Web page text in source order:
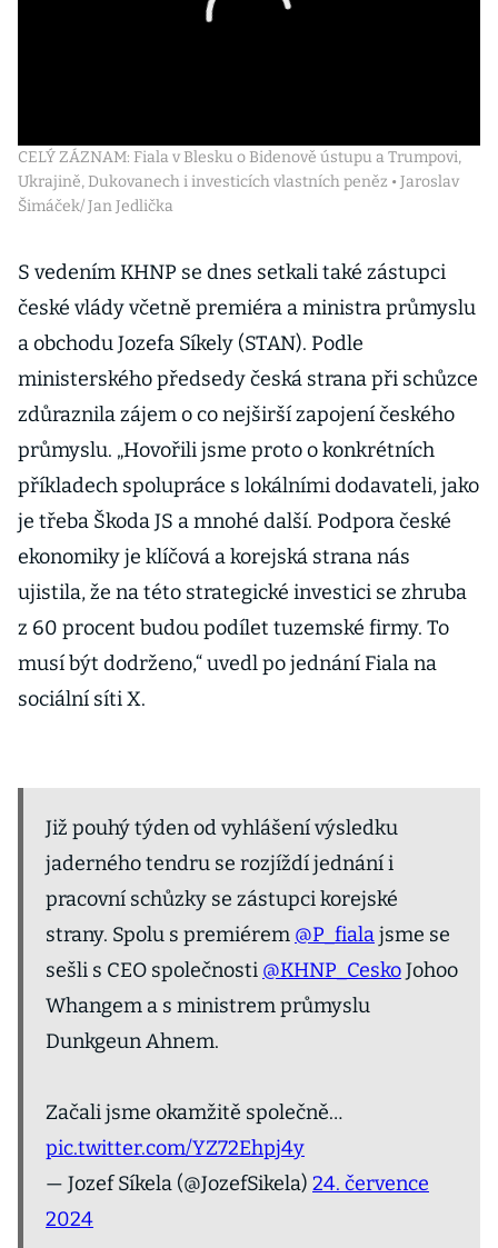
CELÝ ZÁZNAM: Fiala v Blesku o Bidenově ústupu a Trumpovi,
Ukrajině, Dukovanech i investicích vlastních peněz • Jaroslav
Šimáček/ Jan Jedlička
S vedením KHNP se dnes setkali také zástupci
české vlády včetně premiéra a ministra průmyslu
a obchodu Jozefa Síkely (STAN). Podle
ministerského předsedy česká strana při schůzce
zdůraznila zájem o co nejširší zapojení českého
průmyslu. „Hovořili jsme proto o konkrétních
příkladech spolupráce s lokálními dodavateli, jako
je třeba Škoda JS a mnohé další. Podpora české
ekonomiky je klíčová a korejská strana nás
ujistila, že na této strategické investici se zhruba
z 60 procent budou podílet tuzemské firmy. To
musí být dodrženo,“ uvedl po jednání Fiala na
sociální síti X.
Již pouhý týden od vyhlášení výsledku
jaderného tendru se rozjíždí jednání i
pracovní schůzky se zástupci korejské
strany. Spolu s premiérem @P_fialajsme se
sešli s CEO společnosti @KHNP_CeskoJohoo
Whangem a s ministrem průmyslu
Dunkgeun Ahnem.
Začali jsme okamžitě společně…
pic.twitter.com/YZ72Ehpj4y
— Jozef Síkela (@JozefSikela) 24. července
2024